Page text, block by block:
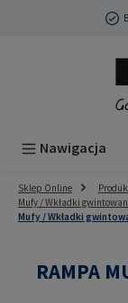
Przejdź do
Nawigacja
Sklep Online
Mufy / Wkładki
Mufy / Wkładki
RAMPA